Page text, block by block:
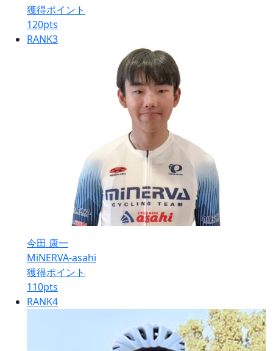
獲得ポイント
120pts
RANK3
今田 康一
MiNERVA-asahi
獲得ポイント
110pts
RANK4